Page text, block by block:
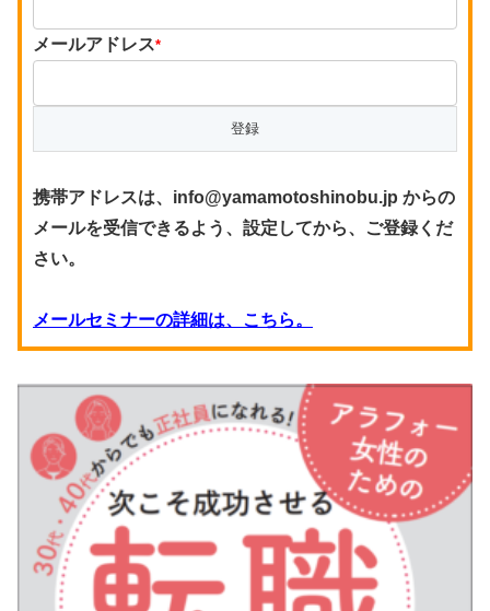
メールアドレス*
携帯アドレスは、info@yamamotoshinobu.jp からの
メールを受信できるよう、設定してから、ご登録くだ
さい。
メールセミナーの詳細は、こちら。